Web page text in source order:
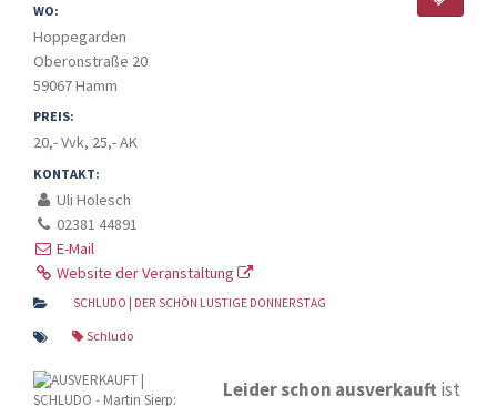
WO:
Hoppegarden
Oberonstraße 20
59067 Hamm
PREIS:
20,- Vvk, 25,- AK
KONTAKT:
Uli Holesch
02381 44891
E-Mail
Website der Veranstaltung
SCHLUDO | DER SCHÖN LUSTIGE DONNERSTAG
Schludo
Leider schon ausverkauftist